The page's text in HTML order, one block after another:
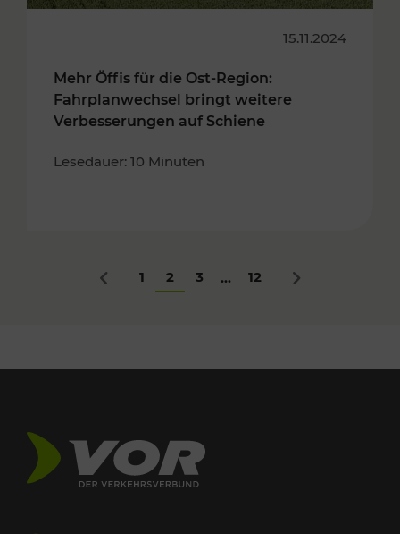
15.11.2024
Mehr Öffis für die Ost-Region:
Fahrplanwechsel bringt weitere
Verbesserungen auf Schiene
Lesedauer: 10 Minuten
Zurück
1 2 3 ... 12 Nächstes